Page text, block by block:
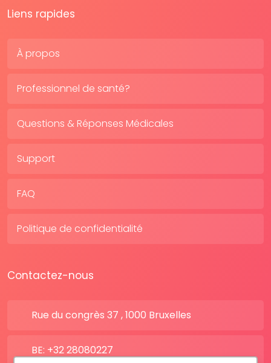
Liens rapides
À propos
Professionnel de santé?
Questions & Réponses Médicales
Support
FAQ
Politique de confidentialité
Contactez-nous
Rue du congrès 37 , 1000 Bruxelles
BE: +32 28080227